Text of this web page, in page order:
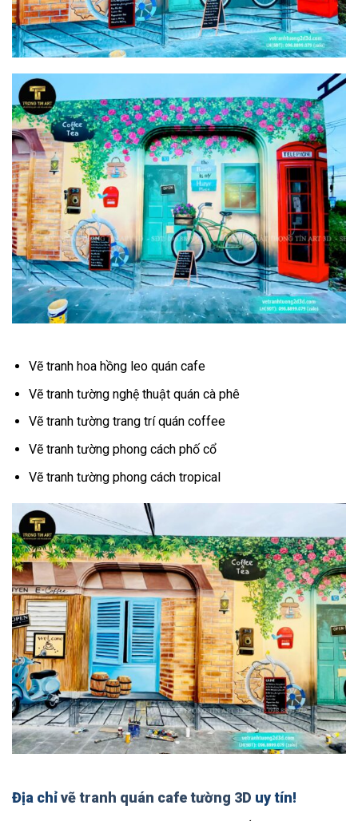
Vẽ tranh hoa hồng leo quán cafe
Vẽ tranh tường nghệ thuật quán cà phê
Vẽ tranh tường trang trí quán coffee
Vẽ tranh tường phong cách phố cổ
Vẽ tranh tường phong cách tropical
Địa chỉvẽ tranh quán cafe tường 3D uy tín!